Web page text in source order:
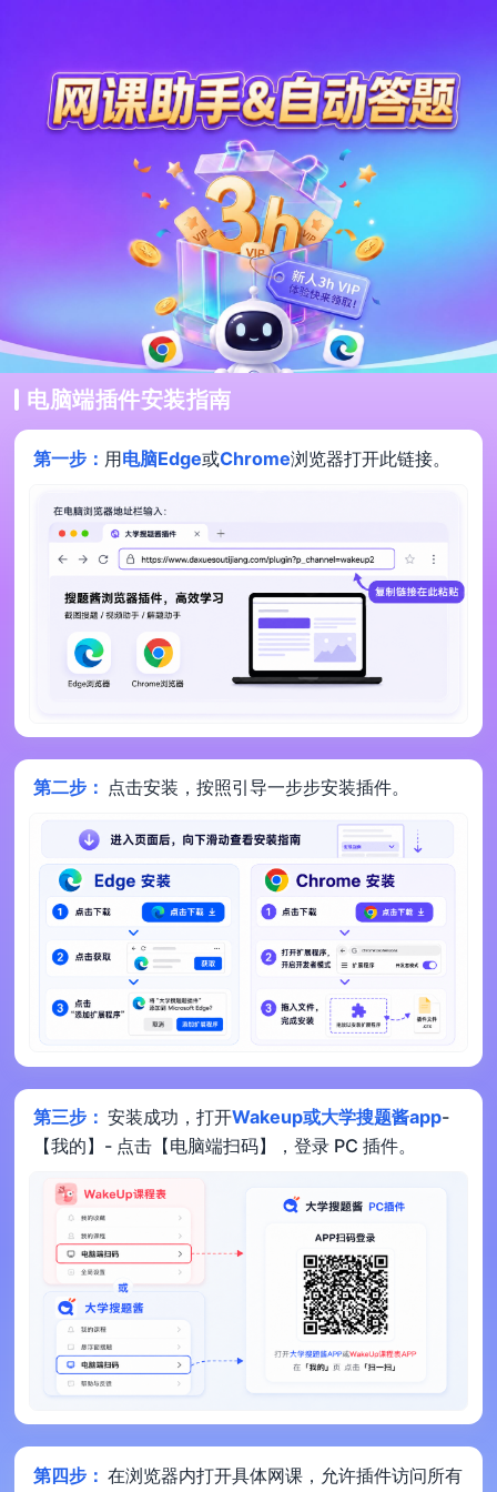
电脑端插件安装指南
第一步： 用电脑Edge或Chrome浏览器打开此链接。
第二步： 点击安装，按照引导一步步安装插件。
第三步： 安装成功，打开Wakeup或大学搜题酱app-
【我的】- 点击【电脑端扫码】，登录 PC 插件。
第四步： 在浏览器内打开具体网课，允许插件访问所有